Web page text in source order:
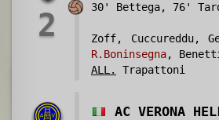
2 30' Bettega, 76'
Zoff, Cuccureddu,
R.Boninsegna,
ALL.
Trapattoni
AC VERONA